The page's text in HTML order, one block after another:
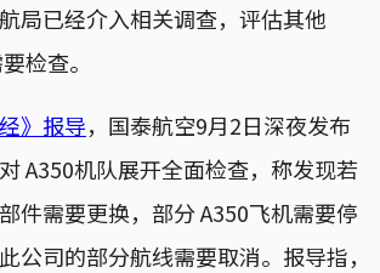
局已经介入相关调查，评估其他
检查。
》报导，国泰航空9月2日深夜发布
A350机队展开全面检查，称发现若
件需要更换，部分 A350飞机需要停
公司的部分航线需要取消。报导指，